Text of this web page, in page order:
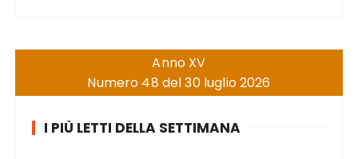
Anno XV
Numero 48 del 30 luglio 2026
I PIÙ LETTI DELLA SETTIMANA